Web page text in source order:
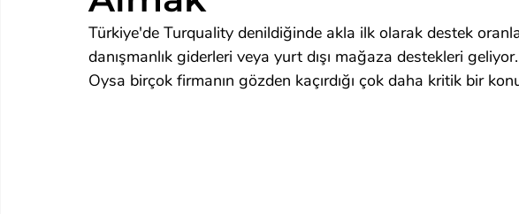
Türkiye'de Turquality denildiğinde akla ilk olarak destek
danışmanlık giderleri veya yurt dışı mağaza destekleri geliyor.
Oysa birçok firmanın gözden kaçırdığı çok daha kritik bir